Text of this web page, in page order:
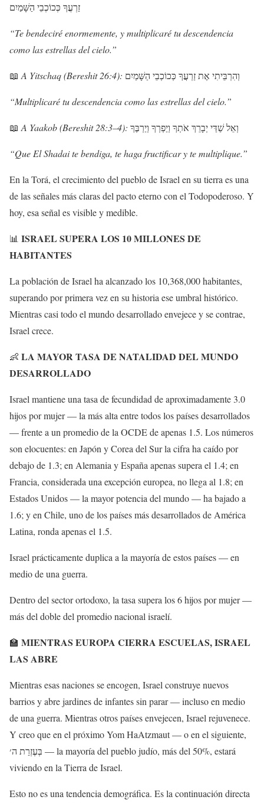
זַרְעֲךָ כְּכוֹכְבֵי הַשָּׁמַיִם
“Te bendeciré enormemente, y multiplicaré tu descendencia
como las estrellas del cielo.”
📖 A Yitschaq (Bereshit 26:4): וְהִרְבֵּיתִי אֶתזַרְעֲךָ כְּכוֹכְבֵי הַשָּׁמַיִם
“Multiplicaré tu descendencia como las estrellas del cielo.”
📖 A Yaakob (Bereshit 28:3–4): וְאֵלשַׁדַּייְבָרֵךְ אֹתְךָ וְיַפְרְךָ וְיַרְבֶּךָ
“Que El Shadai te bendiga, te haga fructificar y te multiplique.”
En la Torá, el crecimiento del pueblo de Israel en su tierra es una
de las señales más claras del pacto eterno con el Todopoderoso. Y
hoy, esa señal es visible y medible.
📊 ISRAEL SUPERA LOS 10 MILLONES DE
HABITANTES
La población de Israel ha alcanzado los 10,368,000 habitantes,
superando por primera vez en su historia ese umbral histórico.
Mientras casi todo el mundo desarrollado envejece y se contrae,
Israel crece.
👶 LA MAYOR TASA DE NATALIDAD DEL MUNDO
DESARROLLADO
Israel mantiene una tasa de fecundidad de aproximadamente 3.0
hijos por mujer — la más alta entre todos los países desarrollados
— frente a un promedio de la OCDE de apenas 1.5. Los números
son elocuentes: en Japón y Corea del Sur la cifra ha caído por
debajo de 1.3; en Alemania y España apenas supera el 1.4; en
Francia, considerada una excepción europea, no llega al 1.8; en
Estados Unidos — la mayor potencia del mundo — ha bajado a
1.6; y en Chile, uno de los países más desarrollados de América
Latina, ronda apenas el 1.5.
Israel prácticamente duplica a la mayoría de estos países — en
medio de una guerra.
Dentro del sector ortodoxo, la tasa supera los 6 hijos por mujer —
más del doble del promedio nacional israelí.
🏫 MIENTRAS EUROPA CIERRA ESCUELAS, ISRAEL
LAS ABRE
Mientras esas naciones se encogen, Israel construye nuevos
barrios y abre jardines de infantes sin parar — incluso en medio
de una guerra. Mientras otros países envejecen, Israel rejuvenece.
Y creo que en el próximo Yom HaAtzmaut — o en el siguiente,
בְּעֶזְרַת ה׳ — la mayoría del pueblo judío, más del 50%, estará
viviendo en la Tierra de Israel.
Esto no es una tendencia demográfica. Es la continuación directa